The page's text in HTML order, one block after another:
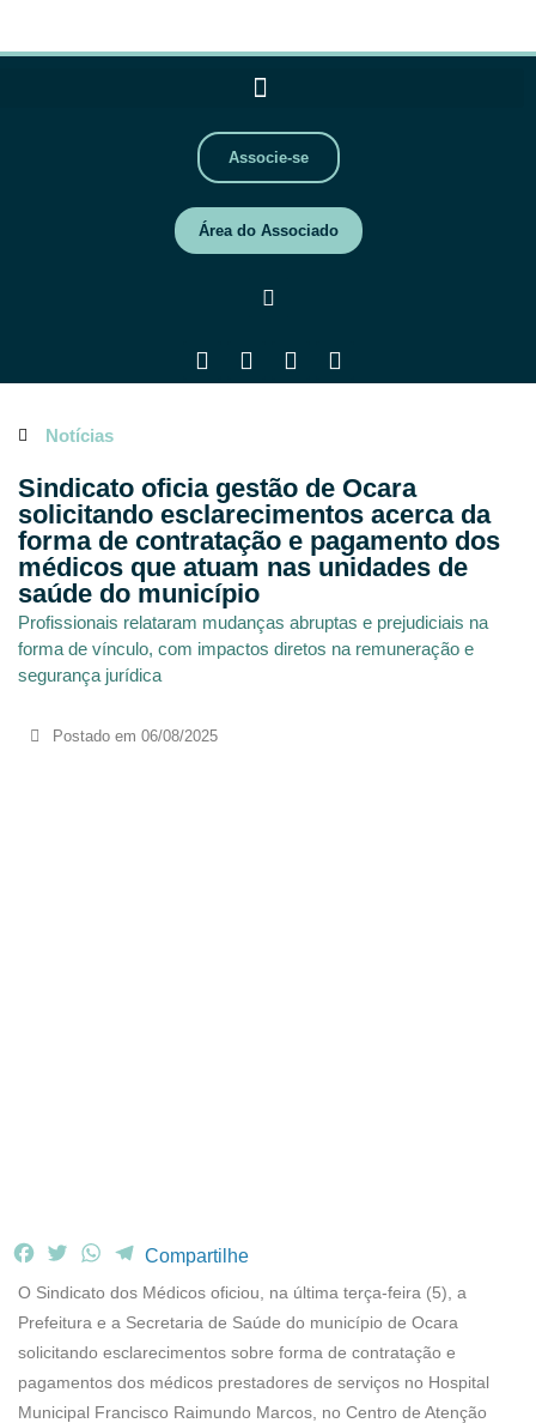
Associe-se
Área do Associado
Notícias
Sindicato oficia gestão de Ocara
solicitando esclarecimentos acerca da
forma de contratação e pagamento dos
médicos que atuam nas unidades de
saúde do município
Profissionais relataram mudanças abruptas e prejudiciais na
forma de vínculo, com impactos diretos na remuneração e
segurança jurídica
Postado em 06/08/2025
F
c
e
b
o
o
T
i
t
t
e
r
W
a
t
s
A
p
T
e
g
r
a
Compartilhe
O Sindicato dos Médicos oficiou, na última terça-feira (5), a
Prefeitura e a Secretaria de Saúde do município de Ocara
solicitando esclarecimentos sobre forma de contratação e
pagamentos dos médicos prestadores de serviços no Hospital
Municipal Francisco Raimundo Marcos, no Centro de Atenção